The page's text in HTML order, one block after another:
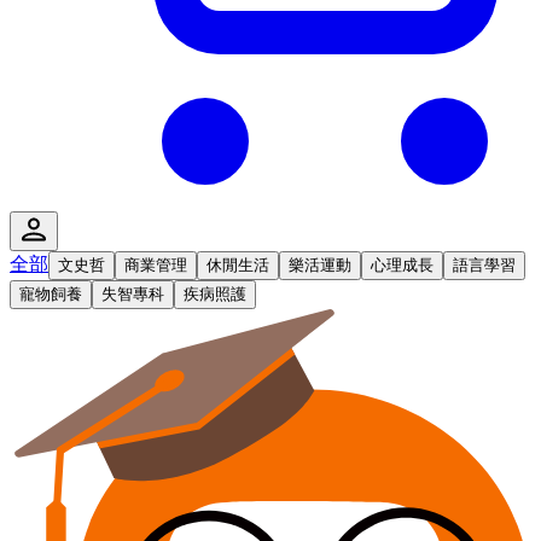
全部 文史哲 商業管理 休閒生活 樂活運動 心理成長
語言學習
寵物飼養
失智專科 疾病照護